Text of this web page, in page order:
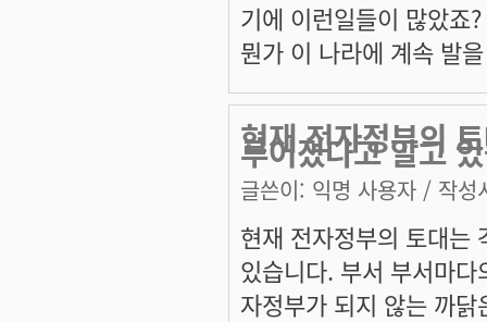
기에 이런일들이 많았죠
뭔가 이 나라에 계속 발
현재 전자정부의
루어졌다고 알고
글쓴이: 익명 사용자 / 작성
현재 전자정부의 토대는
있습니다. 부서 부서마
자정부가 되지 않는 까